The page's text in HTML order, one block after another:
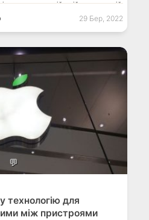
в російській нацистській
29 Бер, 2022
💬
технологію для
між пристроями